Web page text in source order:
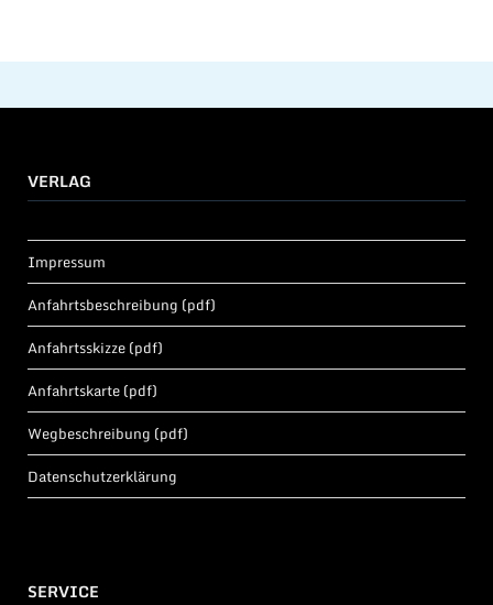
VERLAG
Impressum
Anfahrtsbeschreibung (pdf)
Anfahrtsskizze (pdf)
Anfahrtskarte (pdf)
Wegbeschreibung (pdf)
Datenschutzerklärung
SERVICE